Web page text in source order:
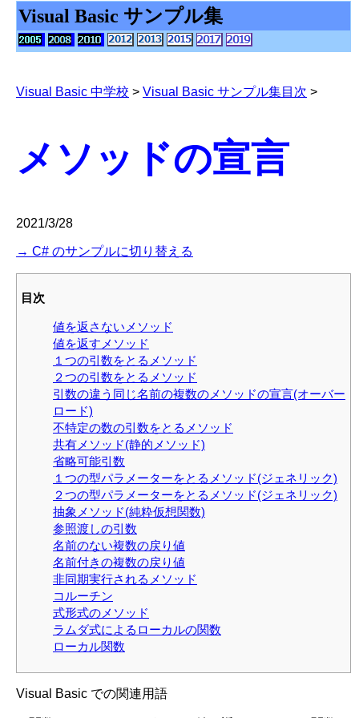
Visual Basic サンプル集
Visual Basic 中学校 > Visual Basic サンプル集目次 >
メソッドの宣言
2021/3/28
→ C# のサンプルに切り替える
目次
値を返さないメソッド
値を返すメソッド
１つの引数をとるメソッド
２つの引数をとるメソッド
引数の違う同じ名前の複数のメソッドの宣言(オーバー
ロード)
不特定の数の引数をとるメソッド
共有メソッド(静的メソッド)
省略可能引数
１つの型パラメーターをとるメソッド(ジェネリック)
２つの型パラメーターをとるメソッド(ジェネリック)
抽象メソッド(純粋仮想関数)
参照渡しの引数
名前のない複数の戻り値
名前付きの複数の戻り値
非同期実行されるメソッド
コルーチン
式形式のメソッド
ラムダ式によるローカルの関数
ローカル関数
Visual Basic での関連用語